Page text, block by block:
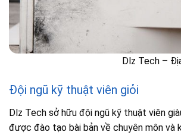
Dlz Tech –
Đội ngũ kỹ thuật viên giỏi
Dlz Tech sở hữu đội ngũ kỹ thuật viên
được đào tạo bài bản về chuyên môn và